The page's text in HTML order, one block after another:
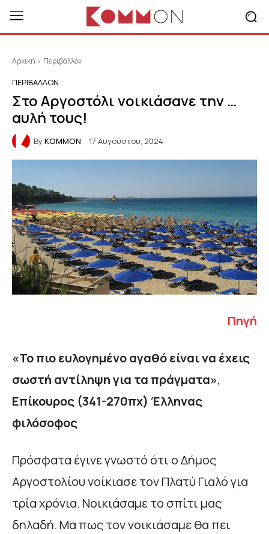
Αρχική Περιβάλλον
ΠΕΡΙΒΆΛΛΟΝ
Στο Αργοστόλι νοικιάσανε την …
αυλή τους!
ByKOMMON 17 Αυγούστου, 2024
Πηγή
«Το πιο ευλογημένο αγαθό είναι να έχεις
σωστή αντίληψη για τα πράγματα»,
Επίκουρος (341-270πχ) Έλληνας
φιλόσοφος
Πρόσφατα έγινε γνωστό ότι ο Δήμος
Αργοστολίου νοίκιασε τον Πλατύ Γιαλό για
τρία χρόνια. Νοικιάσαμε το σπίτι μας
δηλαδή. Μα πως τον νοικιάσαμε θα πει